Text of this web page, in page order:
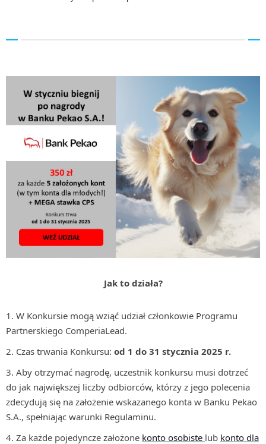
Jak to działa?
W Konkursie mogą wziąć udział członkowie Programu
Partnerskiego ComperiaLead.
Czas trwania Konkursu: od 1 do 31 stycznia 2025 r.
Aby otrzymać nagrodę, uczestnik konkursu musi dotrzeć
do jak największej liczby odbiorców, którzy z jego polecenia
zdecydują się na założenie wskazanego konta w Banku Pekao
S.A., spełniając warunki Regulaminu.
Za każde pojedyncze założone konto osobiste lub konto dla